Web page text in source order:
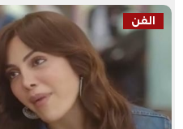
الفن